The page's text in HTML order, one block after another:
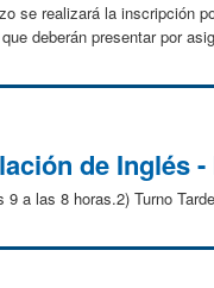
se realizará la inscripción
deberán presentar por
de Inglés
9 a las 8 horas.2) Turno